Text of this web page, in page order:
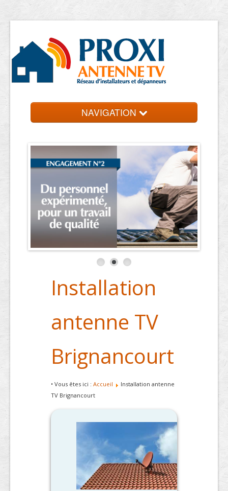
NAVIGATION
Installation
antenne TV
Brignancourt
• Vous êtes ici : Accueil
Installation antenne
TV Brignancourt